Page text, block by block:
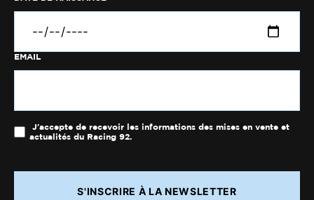
EMAIL
J'accepte de recevoir les informations des mises en vente et
actualités du Racing 92.
S'INSCRIRE À LA NEWSLETTER